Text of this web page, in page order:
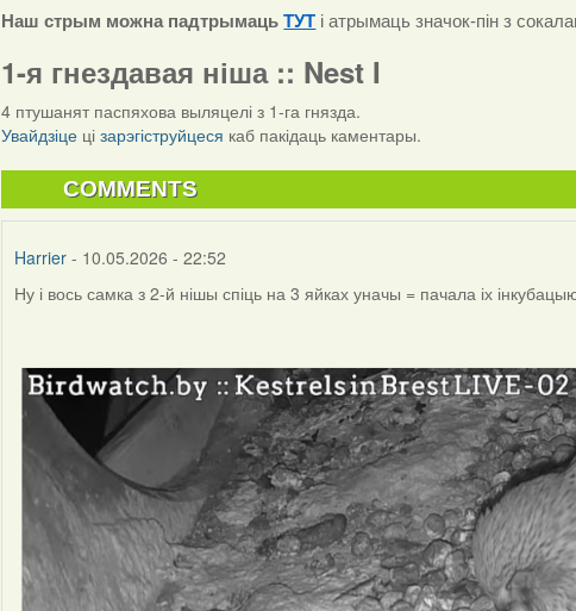
Наш стрым можна падтрымацьТУТ і атрымаць значок-пін з
1-я гнездавая ніша :: Nest I
4 птушанят паспяхова выляцелі з 1-га гнязда.
Увайдзіце цізарэгіструйцеся каб пакідаць каментары.
COMMENTS
Harrier - 10.05.2026 - 22:52
Ну і вось самка з 2-й нішы спіць на 3 яйках уначы = пачала іх